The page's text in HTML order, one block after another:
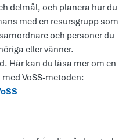
delmål, och planera hur du
med en resursgrupp som
och personer du
eller vänner.
Här kan du läsa mer om en
VoSS-metoden: